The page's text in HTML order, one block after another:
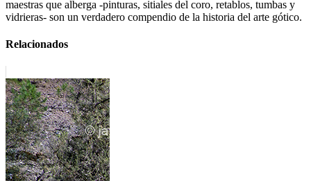
maestras que alberga -pinturas, sitiales del coro, retablos, tumbas y
vidrieras- son un verdadero compendio de la historia del arte gótico.
Relacionados